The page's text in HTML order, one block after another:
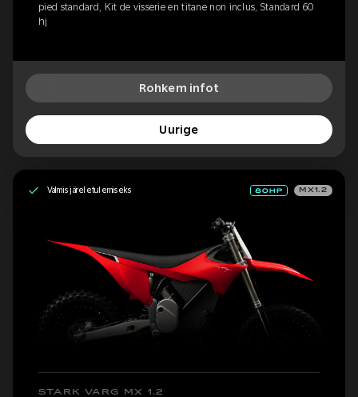
pied standard, Kit de visserie en titane non inclus, Standard 60
hj
Rohkem infot
Uurige
Valmis järeletulemiseks MX1.2
STARK VARG MX 1.2